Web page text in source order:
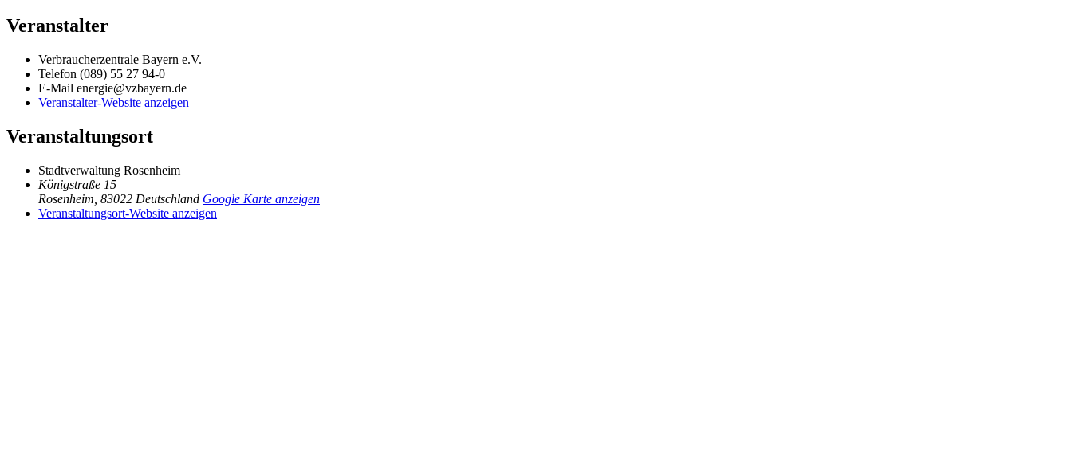
Veranstalter
Verbraucherzentrale Bayern e.V.
Telefon (089) 55 27 94-0
E-Mail energie@vzbayern.de
Veranstalter-Website anzeigen
Veranstaltungsort
Stadtverwaltung Rosenheim
Königstraße 15
Rosenheim 83022 Deutschland Google Karte anzeigen
Veranstaltungsort-Website anzeigen